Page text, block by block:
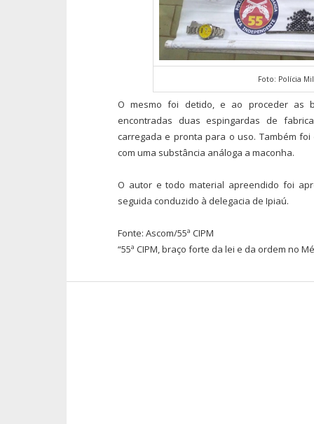
Foto: Polícia
O mesmo foi detido, e ao proceder as
encontradas duas espingardas de
carregada e pronta para o uso. Também
com uma substância análoga a maconha.
O autor e todo material apreendido foi
seguida conduzido à delegacia de Ipiaú.
Fonte: Ascom/55ª CIPM
“55ª CIPM, braço forte da lei e da ordem no